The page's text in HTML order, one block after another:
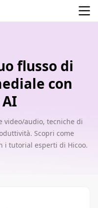
flusso di
con
video/audio, tecniche di
Scopri come
i tutorial esperti di Hicoo.